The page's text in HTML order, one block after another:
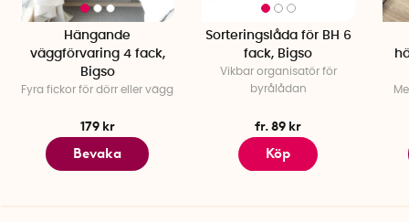
Hängande
väggförvaring 4 fack,
Bigso
Fyra fickor för dörr eller vägg
179 kr
Bevaka
Sorteringslåda för BH 6
fack, Bigso
Vikbar organisatör för
byrålådan
fr. 89 kr
Köp